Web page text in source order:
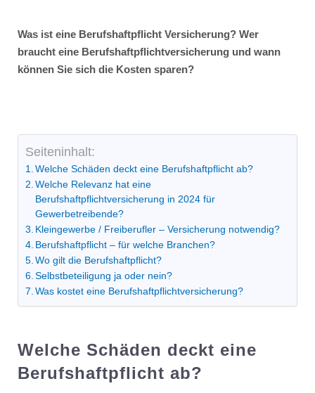
Was ist eine Berufshaftpflicht Versicherung? Wer
braucht eine Berufshaftpflichtversicherung und wann
können Sie sich die Kosten sparen?
Seiteninhalt:
Welche Schäden deckt eine Berufshaftpflicht ab?
Welche Relevanz hat eine
Berufshaftpflichtversicherung in 2024 für
Gewerbetreibende?
Kleingewerbe / Freiberufler – Versicherung notwendig?
Berufshaftpflicht – für welche Branchen?
Wo gilt die Berufshaftpflicht?
Selbstbeteiligung ja oder nein?
Was kostet eine Berufshaftpflichtversicherung?
Welche Schäden deckt eine
Berufshaftpflicht ab?